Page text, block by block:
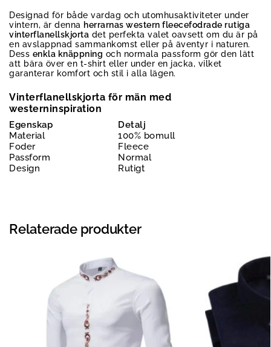
Designad för både vardag och utomhusaktiviteter under
vintern, är denna herrarnas western fleecefodrade rutiga
vinterflanellskjorta det perfekta valet oavsett om du är på
en avslappnad sammankomst eller på äventyr i naturen.
Dess enkla knäppning och normala passform gör den lätt
att bära över en t-shirt eller under en jacka, vilket
garanterar komfort och stil i alla lägen.
Vinterflanellskjorta för män med
westerninspiration
Egenskap
Detalj
Material
100% bomull
Foder
Fleece
Passform
Normal
Design
Rutigt
Relaterade produkter